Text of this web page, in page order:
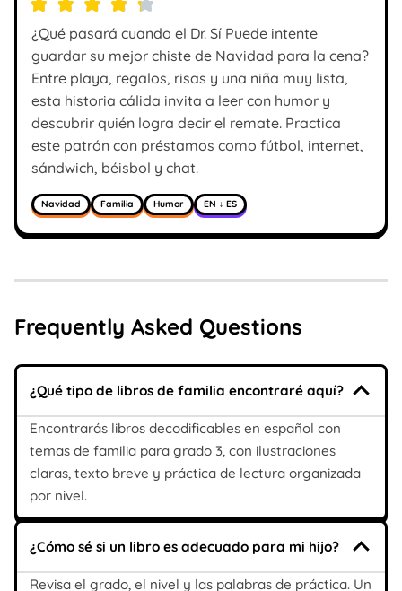
¿Qué pasará cuando el Dr. Sí Puede intente
guardar su mejor chiste de Navidad para la cena?
Entre playa, regalos, risas y una niña muy lista,
esta historia cálida invita a leer con humor y
descubrir quién logra decir el remate. Practica
este patrón con préstamos como fútbol, internet,
sándwich, béisbol y chat.
Navidad Familia Humor EN ↓ ES
Frequently Asked Questions
¿Qué tipo de libros de familia encontraré aquí?
Encontrarás libros decodificables en español con
temas de familia para grado 3, con ilustraciones
claras, texto breve y práctica de lectura organizada
por nivel.
¿Cómo sé si un libro es adecuado para mi hijo?
Revisa el grado, el nivel y las palabras de práctica. Un